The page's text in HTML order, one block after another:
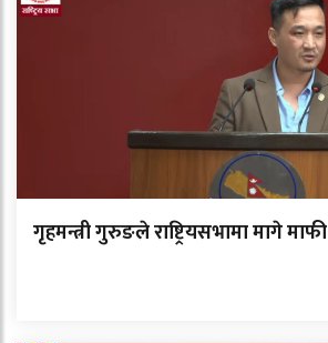
गृहमन्त्री गुरुङले राष्ट्रियसभामा मागे माफी